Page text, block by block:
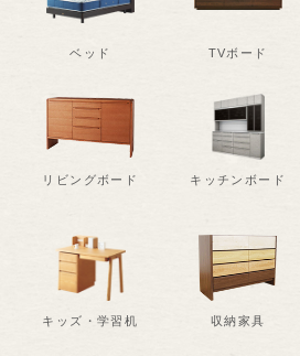
ベッド TVボード
リビングボード キッチンボード
キッズ・学習机 収納家具